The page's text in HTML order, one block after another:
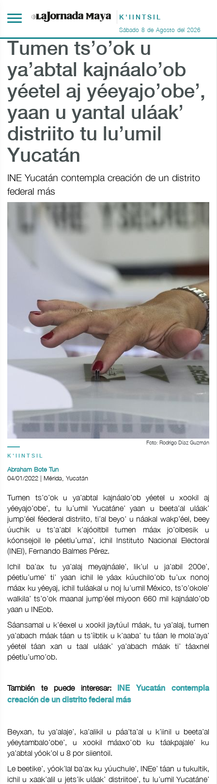
K'IINTSIL
Sábado 8 de Agosto del 2026
Tumen ts’o’ok u
ya’abtal kajnáalo’ob
yéetel aj yéeyajo’obe’,
yaan u yantal uláak’
distriito tu lu’umil
Yucatán
INE Yucatán contempla creación de un distrito
federal más
Foto: Rodrigo Díaz Guzmán
K'IINTSIL
Abraham Bote Tun
04/01/2022 | Mérida, Yucatán
Tumen ts’o’ok u ya’abtal kajnáalo’ob yéetel u xookil aj
yéeyajo’obe’, tu lu’umil Yucatáne’ yaan u beeta’al uláak’
jump’éel féederal distriito, ti’al beyo’ u náakal wakp’éel, beey
úuchik u ts’a’abl k’ajóoltbil tumen máax jo’olbesik u
kóonsejoil le péetlu’uma’, ichil Instituto Nacional Electoral
(INEI), Fernando Balmes Pérez.
Ichil ba’ax tu ya’alaj meyajnáale’, lik’ul u ja’abil 200e’,
péetlu’ume’ ti’ yaan ichil le yáax kúuchilo’ob tu’ux nonoj
máax ku yéeyaj, ichil tuláakal u noj lu’umil México, ts’o’okole’
walkila’ ts’o’ok maanal jump’éel miyoon 660 mil kajnáalo’ob
yaan u INEob.
Sáansamal u k’éexel u xookil jaytúul máak, tu ya’alaj, tumen
ya’abach máak táan u ts’íibtik u k’aaba’ tu táan le mola’aya’
yéetel táan xan u taal uláak’ ya’abach máak ti’ táaxnel
péetlu’umo’ob.
También te puede interesar:
INE Yucatán contempla
creación de un distrito federal más
Beyxan, tu ya’alaje’, ka’alikil u páa’ta’al u k’iinil u beeta’al
yéeytambalo’obe’, u xookil máaxo’ob ku táakpajale’ ku
ya’abtal yóok’ol u 8 por siientoil.
Le beetike’, yóok’lal ba’ax ku yúuchule’, INEe’ táan u tukultik,
ichil u xaak’alil u jets’ik uláak’ distriitoe’, tu lu’umil Yucatáne’